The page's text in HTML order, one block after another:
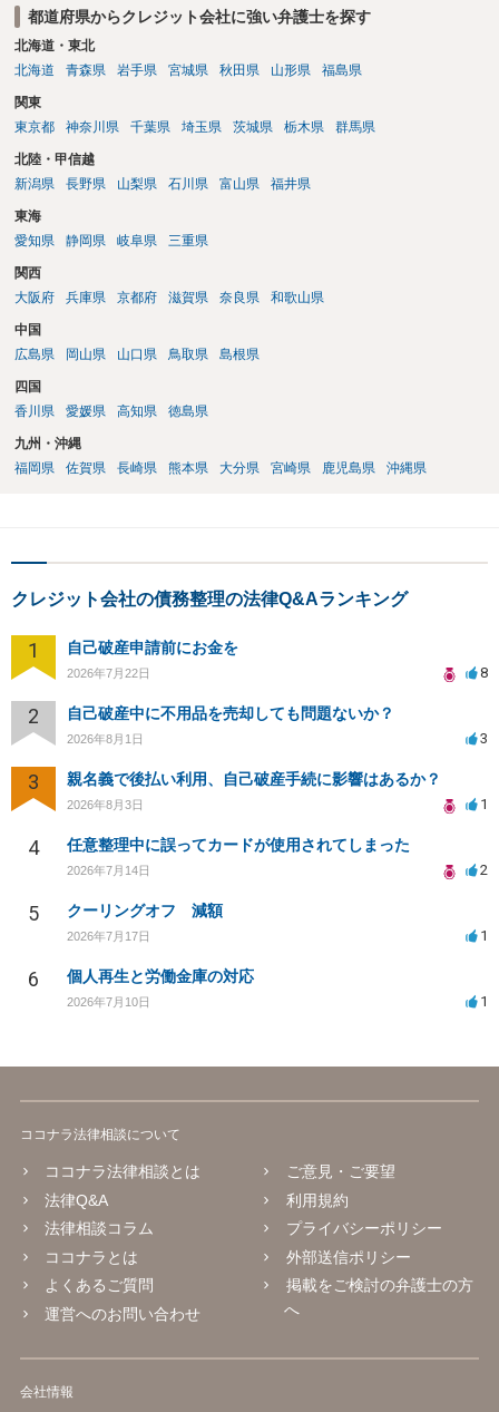
都道府県からクレジット会社に強い弁護士を探す
北海道・東北
北海道
青森県 岩手県 宮城県 秋田県 山形県 福島県
関東
東京都
神奈川県 千葉県 埼玉県 茨城県 栃木県 群馬県
北陸・甲信越
新潟県
長野県 山梨県 石川県 富山県 福井県
東海
愛知県
静岡県 岐阜県 三重県
関西
大阪府
兵庫県 京都府 滋賀県 奈良県 和歌山県
中国
広島県
岡山県 山口県 鳥取県 島根県
四国
香川県
愛媛県 高知県 徳島県
九州・沖縄
福岡県
佐賀県 長崎県 熊本県 大分県 宮崎県 鹿児島県 沖縄県
クレジット会社の債務整理の法律Q&Aランキング
1 自己破産申請前にお金を
2026年7月22日 8
2 自己破産中に不用品を売却しても問題ないか？
2026年8月1日 3
3 親名義で後払い利用、自己破産手続に影響はあるか？
2026年8月3日 1
4 任意整理中に誤ってカードが使用されてしまった
2026年7月14日 2
5 クーリングオフ 減額
2026年7月17日 1
6 個人再生と労働金庫の対応
2026年7月10日 1
ココナラ法律相談について
ココナラ法律相談とは
法律Q&A
法律相談コラム
ココナラとは
よくあるご質問
運営へのお問い合わせ
ご意見・ご要望
利用規約
プライバシーポリシー
外部送信ポリシー
掲載をご検討の弁護士の方
へ
会社情報